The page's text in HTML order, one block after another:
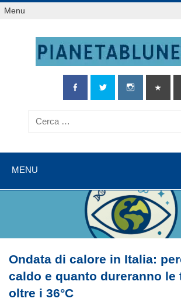
Salta
alMenu
MENU
Ondata di calore in Italia:
caldo e quanto dureranno le
oltre i 36°C